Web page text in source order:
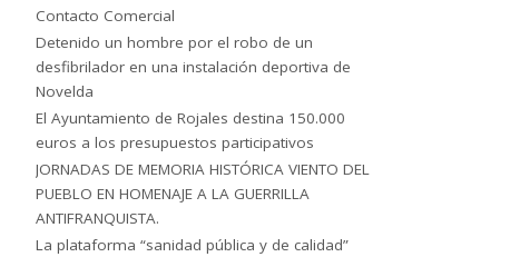
Contacto Comercial
Detenido un hombre por el robo de un
desfibrilador en una instalación deportiva de
Novelda
El Ayuntamiento de Rojales destina 150.000
euros a los presupuestos participativos
JORNADAS DE MEMORIA HISTÓRICA VIENTO DEL
PUEBLO EN HOMENAJE A LA GUERRILLA
ANTIFRANQUISTA.
La plataforma “sanidad pública y de calidad”